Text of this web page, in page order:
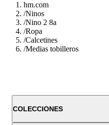
hm.com
/Ninos
/Nino 2 8a
/Ropa
/Calcetines
/Medias tobilleros
COLECCIONES